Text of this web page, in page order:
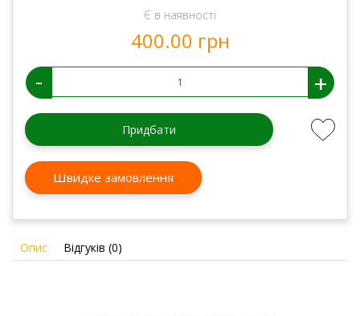
Є в наявності
400.00 грн
- +
Придбати
Швидке замовлення
Опис Відгуків (0)